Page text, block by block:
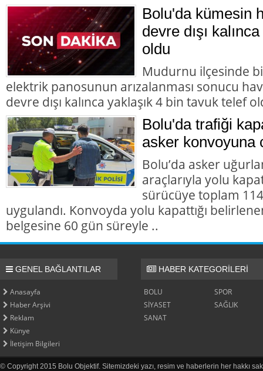
Bolu'da kümesin
devre dışı
oldu
Mudurnu ilçesinde
elektrik panosunun arızalanması sonucu
devre dışı kalınca yaklaşık 4 bin tavuk telef
Bolu'da trafiği
asker konvoyuna
Bolu’da asker
araçlarıyla yolu
sürücüye toplam
uygulandı. Konvoyda yolu kapattığı
belgesine 60 gün süreyle ..
GENEL BAĞLANTILAR
Anasayfa
Haber Arşivi
Reklam
Künye
İletişim Bilgileri
HABER KATEGORİLERİ
BOLU
SPOR
SİYASET
SAĞLIK
SANAT
© Copyright 2015 Bolu Objektif. Sitemizdeki yazı, resim ve haberlerin her hakkı